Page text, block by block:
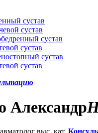
сустав
сустав
сустав
сустав
сустав
сустав
Александр